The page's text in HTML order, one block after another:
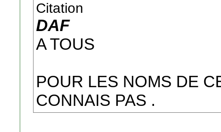
Citation
DAF
A TOUS
POUR LES NOMS DE
CONNAIS PAS .